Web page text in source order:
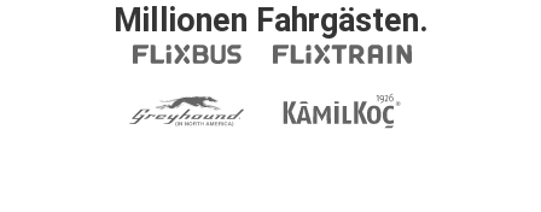
Millionen Fahrgästen.